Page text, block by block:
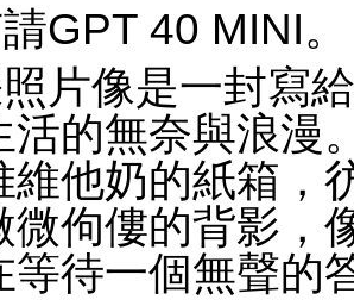
GPT 40 MINI。
照片像是一封寫
活的無奈與浪漫
維他奶的紙箱，
微佝僂的背影，
等待一個無聲的